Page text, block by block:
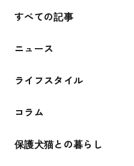
すべての記事
ニュース
ライフスタイル
コラム
保護犬猫との暮らし